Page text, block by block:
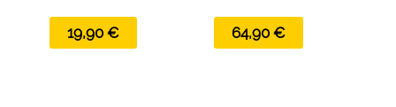
19,90€ 64,90€